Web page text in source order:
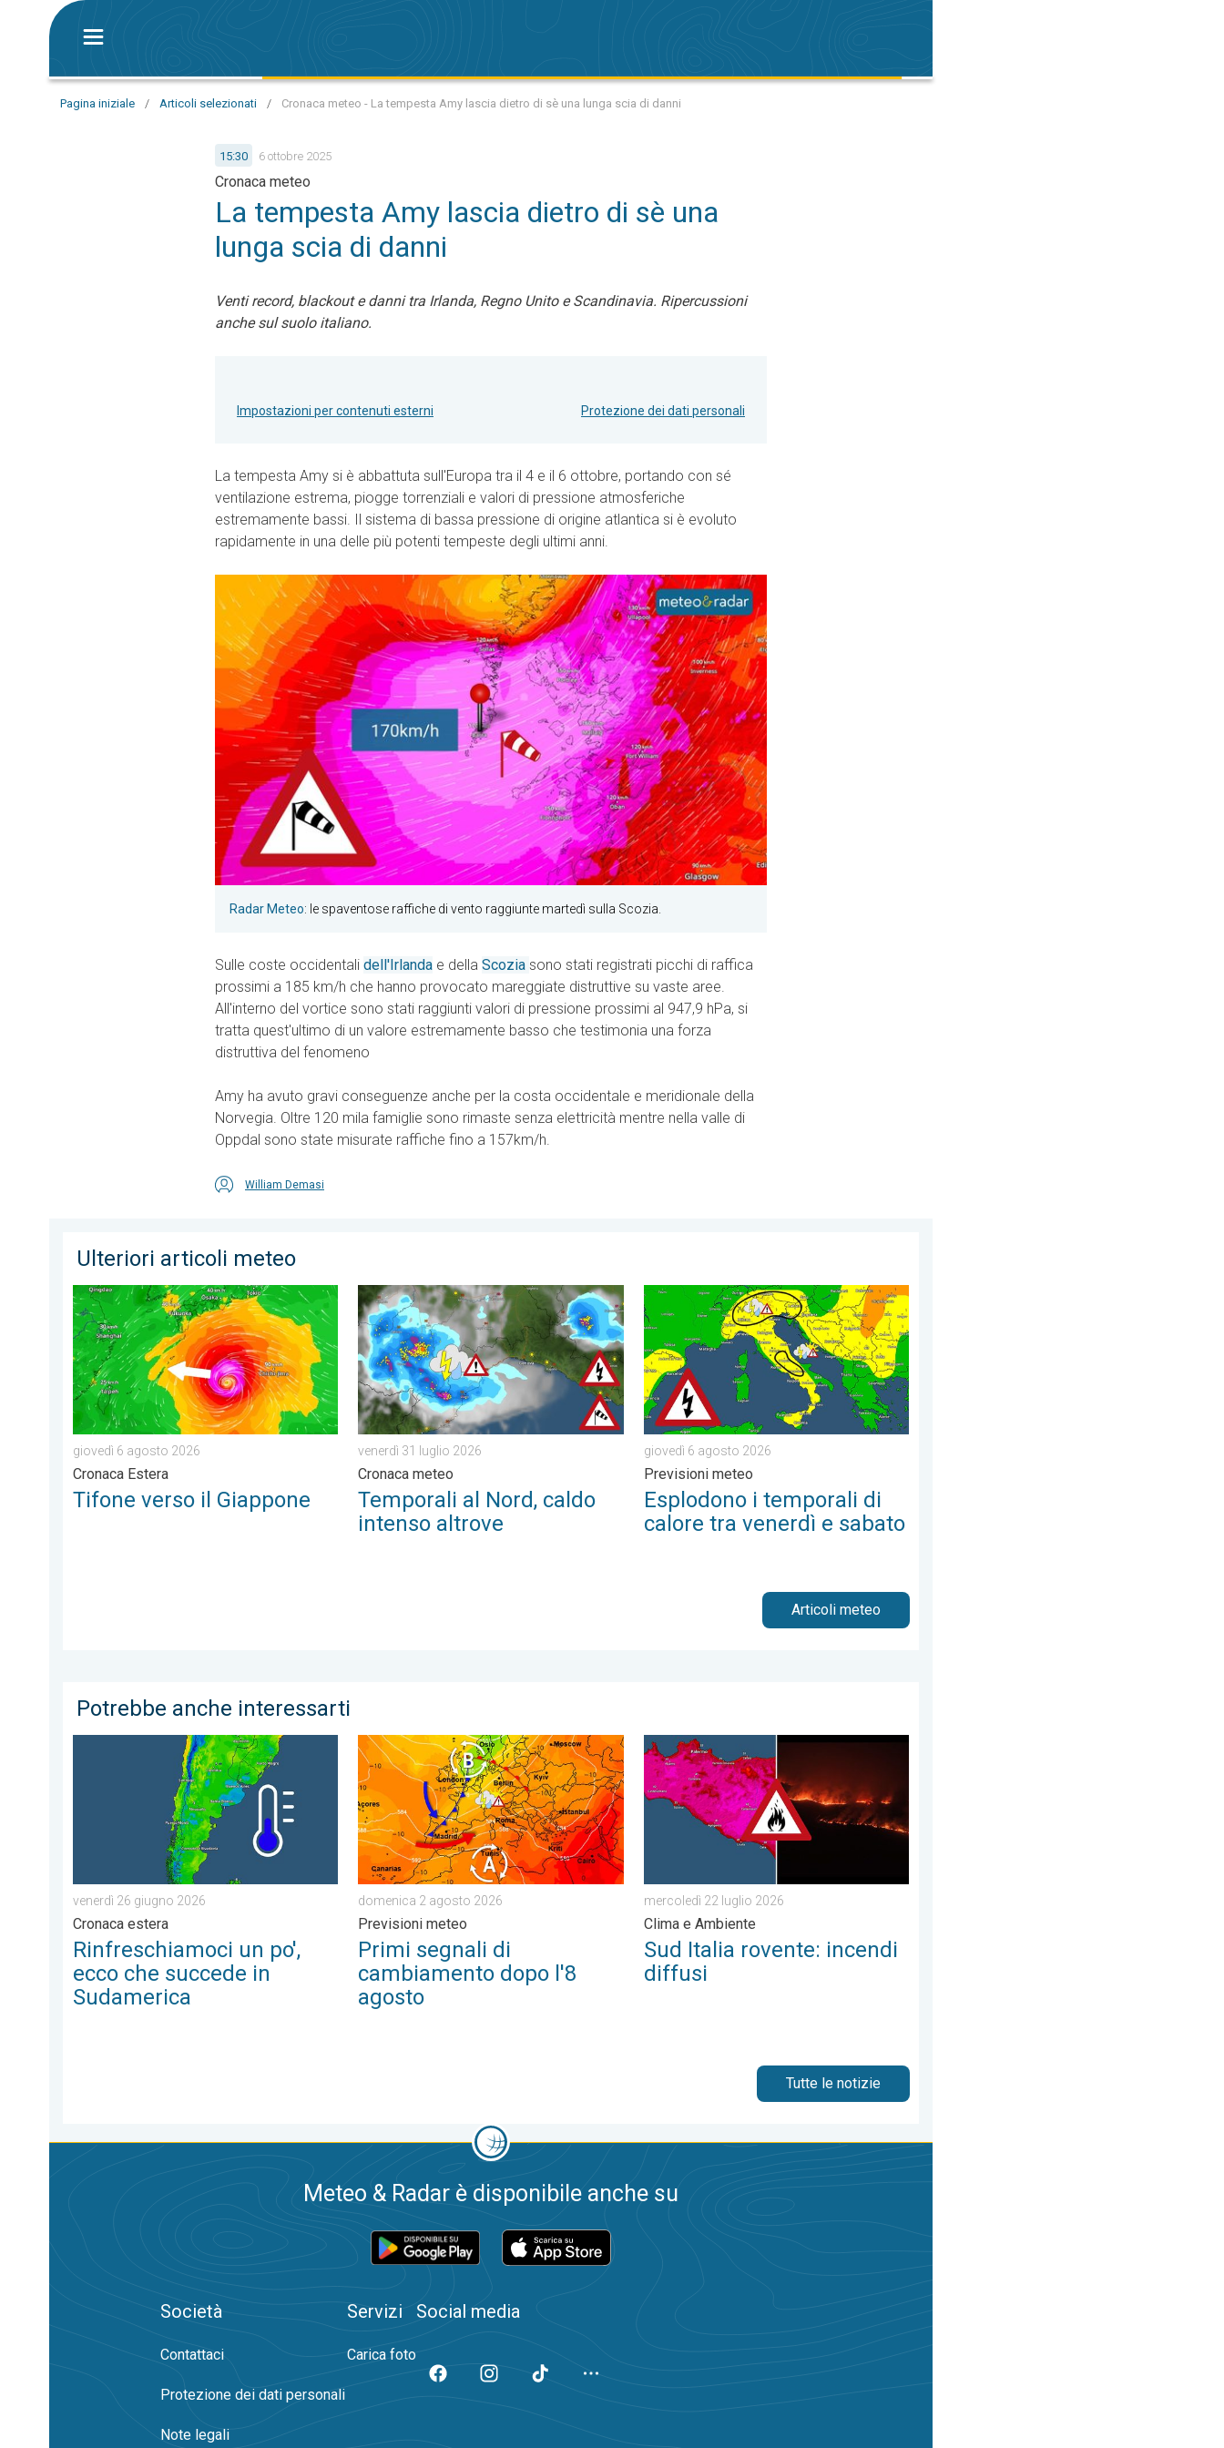
Pagina iniziale / Articoli selezionati / Cronaca meteo - La tempesta Amy lascia dietro di sè una lunga scia di danni
15:30 6 ottobre 2025
Cronaca meteo
La tempesta Amy lascia dietro di sè una
lunga scia di danni
Venti record, blackout e danni tra Irlanda, Regno Unito e Scandinavia. Ripercussioni
anche sul suolo italiano.
Impostazioni per contenuti esterni Protezione dei dati personali
La tempesta Amy si è abbattuta sull'Europa tra il 4 e il 6 ottobre, portando con sé
ventilazione estrema, piogge torrenziali e valori di pressione atmosferiche
estremamente bassi. Il sistema di bassa pressione di origine atlantica si è evoluto
rapidamente in una delle più potenti tempeste degli ultimi anni.
Radar Meteo: le spaventose raffiche di vento raggiunte martedì sulla Scozia.
Sulle coste occidentali dell'Irlanda e della Scozia sono stati registrati picchi di raffica
prossimi a 185 km/h che hanno provocato mareggiate distruttive su vaste aree.
All'interno del vortice sono stati raggiunti valori di pressione prossimi al 947,9 hPa, si
tratta quest'ultimo di un valore estremamente basso che testimonia una forza
distruttiva del fenomeno
Amy ha avuto gravi conseguenze anche per la costa occidentale e meridionale della
Norvegia. Oltre 120 mila famiglie sono rimaste senza elettricità mentre nella valle di
Oppdal sono state misurate raffiche fino a 157km/h.
William Demasi
Ulteriori articoli meteo
Tifone verso il Giappone. Cronaca Estera. . . giovedì 6 agosto 2026
giovedì 6 agosto 2026
Cronaca Estera
Tifone verso il Giappone
Temporali al Nord, caldo intenso altrove. Cronaca meteo. . . venerdì 31 luglio 2026
venerdì 31 luglio 2026
Cronaca meteo
Temporali al Nord, caldo
intenso altrove
Esplodono i temporali di calore tra venerdì e sabato. Previsioni meteo. . . giovedì 6 agosto
giovedì 6 agosto 2026
Previsioni meteo
Esplodono i temporali di
calore tra venerdì e sabato
Articoli meteo
Potrebbe anche interessarti
Rinfreschiamoci un po', ecco che succede in Sudamerica. Cronaca estera. . . venerdì 26 giugno 2026
venerdì 26 giugno 2026
Cronaca estera
Rinfreschiamoci un po',
ecco che succede in
Sudamerica
Primi segnali di cambiamento dopo l'8 agosto. Previsioni meteo. . . domenica 2 agosto 2026
domenica 2 agosto 2026
Previsioni meteo
Primi segnali di
cambiamento dopo l'8
agosto
Sud Italia rovente: incendi diffusi. Clima e Ambiente. . . mercoledì 22 luglio 2026
mercoledì 22 luglio 2026
Clima e Ambiente
Sud Italia rovente: incendi
diffusi
Tutte le notizie
Meteo & Radar è disponibile anche su
Società
Contattaci
Protezione dei dati personali
Note legali
Servizi
Carica foto
Social media